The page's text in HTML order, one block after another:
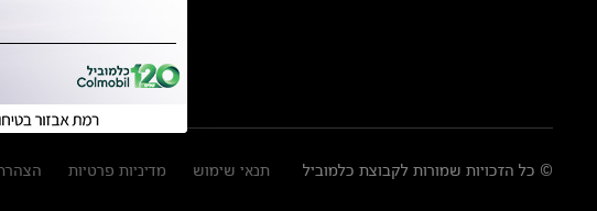
© כל הזכויות שמורות לקבוצת כלמוביל תנאי שימוש מדיניות פרטיות